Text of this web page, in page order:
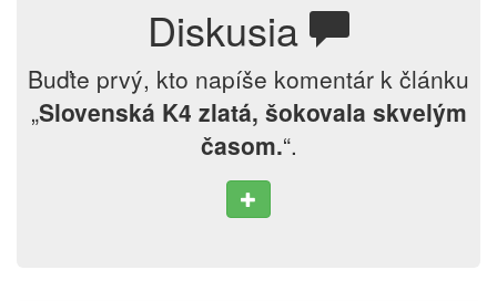
Diskusia
Buďte prvý, kto napíše komentár k článku
„Slovenská K4 zlatá, šokovala skvelým
časom.“.